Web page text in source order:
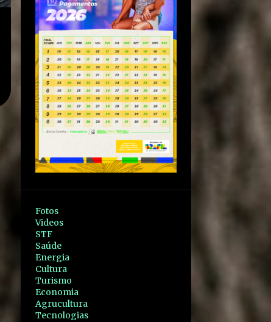
Fotos
Videos
STF
Saúde
Energia
Cultura
Turismo
Economia
Agrucultura
Tecnologias